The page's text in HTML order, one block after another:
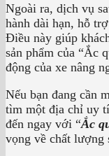
Ngoài ra, dịch vụ
hành dài hạn, hỗ
Điều này giúp
sản phẩm của “Ắc
động của xe nâng
Nếu bạn đang cần
tìm một địa chỉ uy
đến ngay với “Ắc
vọng về chất lượng